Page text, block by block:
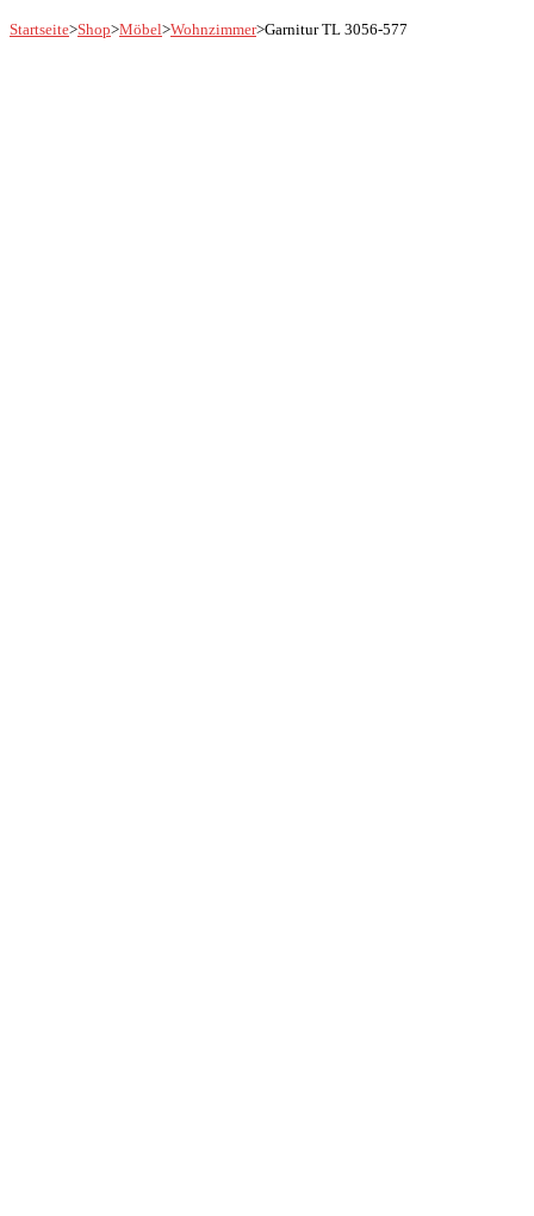
Startseite>Shop>Möbel>Wohnzimmer>Garnitur TL 3056-577